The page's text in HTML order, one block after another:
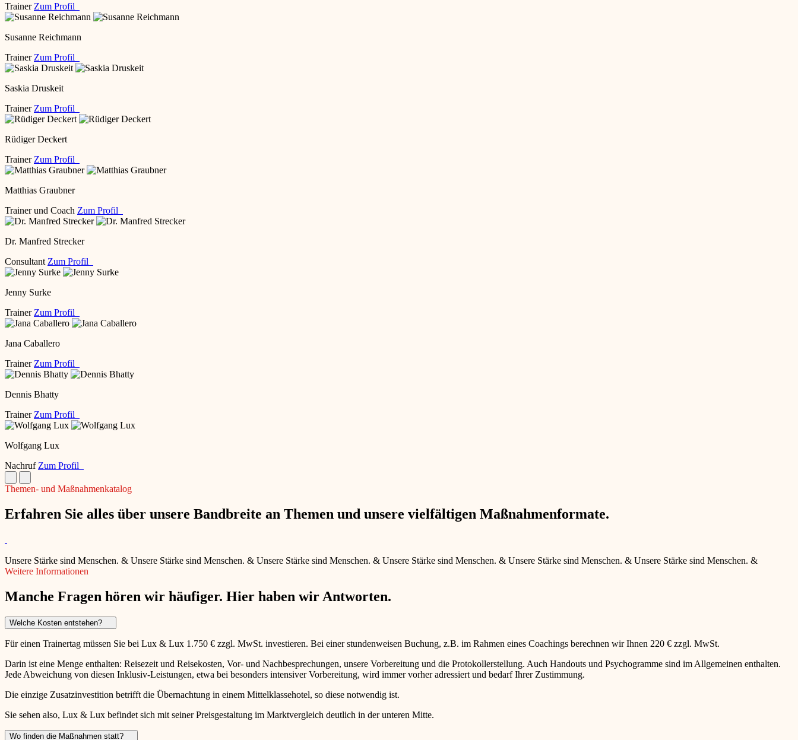
Trainer Zum Profil
Susanne Reichmann
Trainer Zum Profil
Saskia Druskeit
Trainer Zum Profil
Rüdiger Deckert
Trainer Zum Profil
Matthias Graubner
Trainer und Coach Zum Profil
Dr. Manfred Strecker
Consultant Zum Profil
Jenny Surke
Trainer Zum Profil
Jana Caballero
Trainer Zum Profil
Dennis Bhatty
Trainer Zum Profil
Wolfgang Lux
Nachruf Zum Profil
Themen- und Maßnahmenkatalog
Erfahren Sie alles über unsere Bandbreite an Themen und unsere vielfältigen Maßnahmenformate.
Unsere Stärke sind Menschen. & Unsere Stärke sind Menschen. & Unsere Stärke sind Menschen. & Unsere Stärke sind Menschen. & Unsere Stärke sind Menschen. & Unsere Stärke sind Menschen. &
Weitere Informationen
Manche Fragen hören wir häufiger. Hier haben wir Antworten.
Welche Kosten entstehen?
Für einen Trainertag müssen Sie bei Lux & Lux 1.750 € zzgl. MwSt. investieren. Bei einer stundenweisen Buchung, z.B. im Rahmen eines Coachings berechnen wir Ihnen 220 € zzgl. MwSt.
Darin ist eine Menge enthalten: Reisezeit und Reisekosten, Vor- und Nachbesprechungen, unsere Vorbereitung und die Protokollerstellung. Auch Handouts und Psychogramme sind im Allgemeinen enthalten.
Jede Abweichung von diesen Inklusiv-Leistungen, etwa bei besonders intensiver Vorbereitung, wird immer vorher adressiert und bedarf Ihrer Zustimmung.
Die einzige Zusatzinvestition betrifft die Übernachtung in einem Mittelklassehotel, so diese notwendig ist.
Sie sehen also, Lux & Lux befindet sich mit seiner Preisgestaltung im Marktvergleich deutlich in der unteren Mitte.
Wo finden die Maßnahmen statt?